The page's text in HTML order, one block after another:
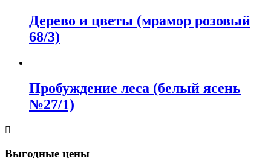
Дерево и цветы (мрамор розовый
68/3)
Пробуждение леса (белый ясень
№27/1)
Выгодные цены